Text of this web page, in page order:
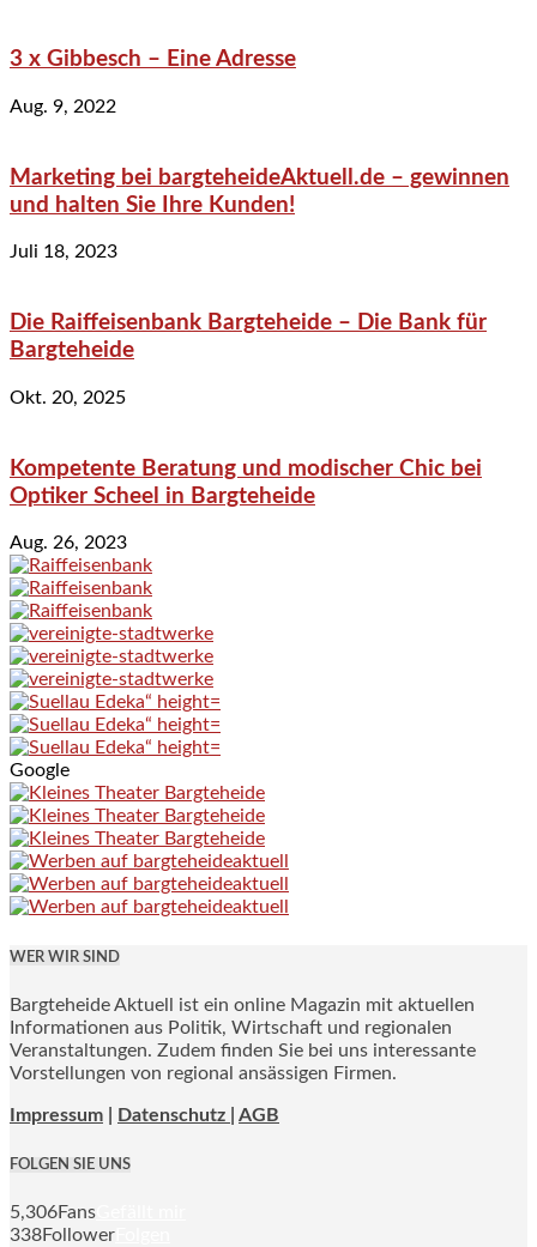
3 x Gibbesch – Eine Adresse
Aug. 9, 2022
Marketing bei bargteheideAktuell.de – gewinnen
und halten Sie Ihre Kunden!
Juli 18, 2023
Die Raiffeisenbank Bargteheide – Die Bank für
Bargteheide
Okt. 20, 2025
Kompetente Beratung und modischer Chic bei
Optiker Scheel in Bargteheide
Aug. 26, 2023
Google
WER WIR SIND
Bargteheide Aktuell ist ein online Magazin mit aktuellen
Informationen aus Politik, Wirtschaft und regionalen
Veranstaltungen. Zudem finden Sie bei uns interessante
Vorstellungen von regional ansässigen Firmen.
Impressum Datenschutz | AGB
FOLGEN SIE UNS
5,306Fans
338Follower